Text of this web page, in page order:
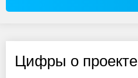
Цифры о проекте